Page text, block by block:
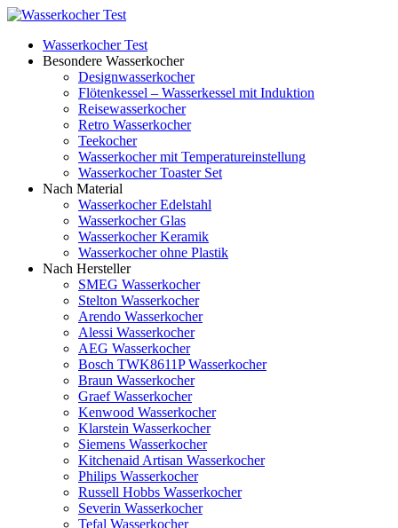
Wasserkocher Test
Besondere Wasserkocher
Designwasserkocher
Flötenkessel – Wasserkessel mit Induktion
Reisewasserkocher
Retro Wasserkocher
Teekocher
Wasserkocher mit Temperatureinstellung
Wasserkocher Toaster Set
Nach Material
Wasserkocher Edelstahl
Wasserkocher Glas
Wasserkocher Keramik
Wasserkocher ohne Plastik
Nach Hersteller
SMEG Wasserkocher
Stelton Wasserkocher
Arendo Wasserkocher
Alessi Wasserkocher
AEG Wasserkocher
Bosch TWK8611P Wasserkocher
Braun Wasserkocher
Graef Wasserkocher
Kenwood Wasserkocher
Klarstein Wasserkocher
Siemens Wasserkocher
Kitchenaid Artisan Wasserkocher
Philips Wasserkocher
Russell Hobbs Wasserkocher
Severin Wasserkocher
Tefal Wasserkocher